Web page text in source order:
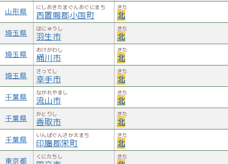
山形県 にしおきたまぐんおぐにまち
西置賜郡小国町
きた
北
埼玉県 はにゅうし
羽生市
きた
北
埼玉県 おけがわし
桶川市
きた
北
埼玉県 さってし
幸手市
きた
北
千葉県 ながれやまし
流山市
きた
北
千葉県 かとりし
香取市
きた
北
千葉県 いんばぐんさかえまち
印旛郡栄町
きた
北
東京都 くにたちし きた